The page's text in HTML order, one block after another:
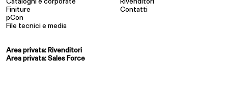
Finiture
pCon
File tecnici e media
Area privata: Rivenditori
Area privata: Sales Force
Contatti